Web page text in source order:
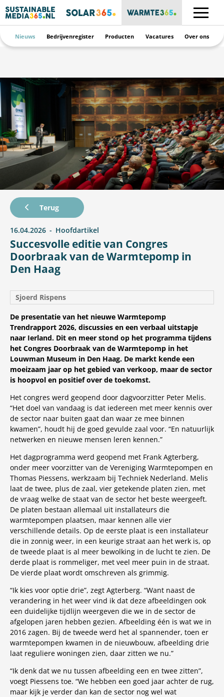
Nieuws Bedrijvenregister Producten Vacatures Over ons
Succesvolle editie van Congres
Doorbraak van de Warmtepomp in
Den Haag
Terug
16.04.2026 Hoofdartikel
Sjoerd Rispens
De presentatie van het nieuwe Warmtepomp
Trendrapport 2026, discussies en een verbaal uitstapje
naar Ierland. Dit en meer stond op het programma tijdens
het Congres Doorbraak van de Warmtepomp in het
Louwman Museum in Den Haag. De markt kende een
moeizaam jaar op het gebied van verkoop, maar de sector
is hoopvol en positief over de toekomst.
Het congres werd geopend door dagvoorzitter Peter Melis.
“Het doel van vandaag is dat iedereen met meer kennis over
de sector naar buiten gaat dan waar ze mee binnen
kwamen”, houdt hij de goed gevulde zaal voor. “En natuurlijk
netwerken en nieuwe mensen leren kennen.”
Het dagprogramma werd geopend met Frank Agterberg,
onder meer voorzitter van de Vereniging Warmtepompen en
Thomas Piessens, werkzaam bij Techniek Nederland. Melis
laat de twee, plus de zaal, vier getekende platen zien, met
de vraag welke de staat van de sector het beste weergeeft.
De platen bestaan allemaal uit installateurs die
warmtepompen plaatsen, maar kennen alle vier
verschillende details. Op de eerste plaat is een installateur
die in zonnig weer, in een keurige straat aan het werk is, op
de tweede plaat is al meer bewolking in de lucht te zien. De
derde plaat is rommeliger, met veel meer puin in de straat.
De vierde plaat wordt omschreven als grimmig.
“Ik kies voor optie drie”, zegt Agterberg. “Want naast de
verandering in het weer vind ik dat deze afbeeldingen ook
een duidelijke tijdlijn weergeven die we in de sector de
afgelopen jaren hebben gezien. Afbeelding één is wat we in
2016 zagen. Bij de tweede werd het al spannender, toen er
warmtepompen kwamen in de nieuwbouw, afbeelding drie
laat reguliere woningen zien, daar zitten we nu.”
“Ik denk dat we nu tussen afbeelding een en twee zitten”,
voegt Piessens toe. “We hebben een goed jaar achter de rug,
maar kijk je verder dan kan de sector nog wel wat